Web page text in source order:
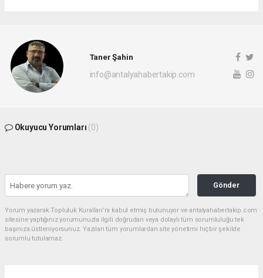
Taner Şahin
info@antalyahabertakip.com
Okuyucu Yorumları (0)
Gönder
Yorum yazarak Topluluk Kuralları’nı kabul etmiş bulunuyor ve antalyahabertakip.com
sitesine yaptığınız yorumunuzla ilgili doğrudan veya dolaylı tüm sorumluluğu tek
başınıza üstleniyorsunuz. Yazılan tüm yorumlardan site yönetimi hiçbir şekilde
sorumlu tutulamaz.